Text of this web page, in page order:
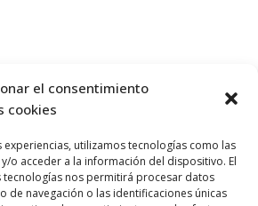
el consentimiento
cookies
experiencias, utilizamos tecnologías como las
o acceder a la información del dispositivo. El
tecnologías nos permitirá procesar datos
de navegación o las identificaciones únicas
y reembolsos